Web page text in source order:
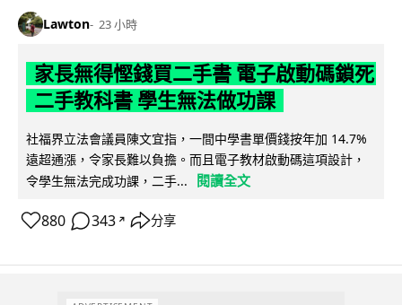
Lawton 23 小時
家長無得慳錢買二手書 電子啟動碼鎖死
二手教科書 學生無法做功課
社福界立法會議員陳文宜指，一間中學書單價錢按年加 14.7%
遠超通漲，令家長難以負擔。而且電子教材啟動碼這項設計，
令學生無法完成功課，二手...
閱讀全文
880 343 ↗ 分享